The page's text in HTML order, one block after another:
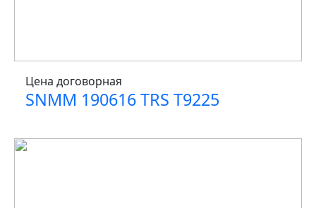
Цена договорная
SNMM 190616 TRS T9225